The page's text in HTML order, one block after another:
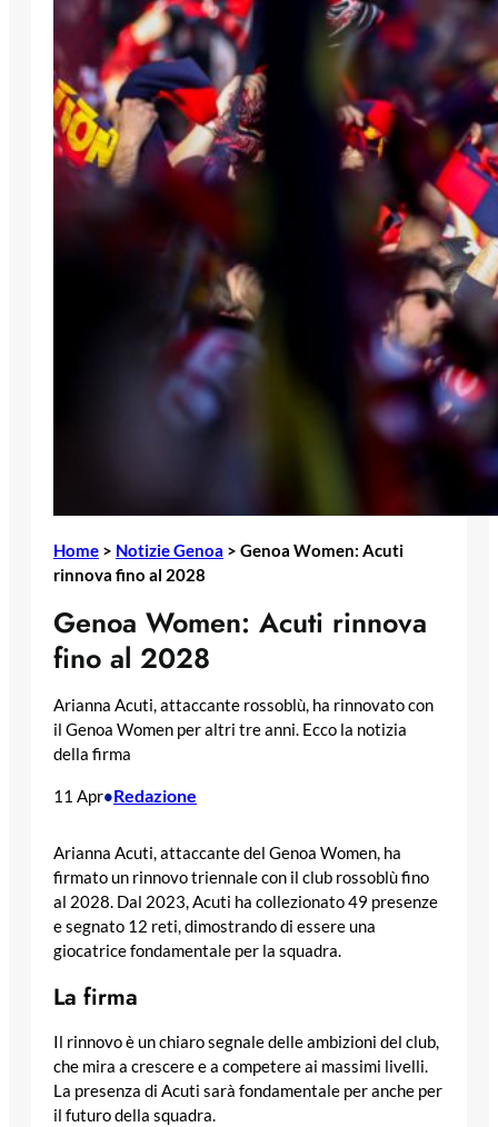
Home > Notizie Genoa > Genoa Women: Acuti
rinnova fino al 2028
Genoa Women: Acuti rinnova
fino al 2028
Arianna Acuti, attaccante rossoblù, ha rinnovato con
il Genoa Women per altri tre anni. Ecco la notizia
della firma
11 Apr•Redazione
Arianna Acuti, attaccante del Genoa Women, ha
firmato un rinnovo triennale con il club rossoblù fino
al 2028. Dal 2023, Acuti ha collezionato 49 presenze
e segnato 12 reti, dimostrando di essere una
giocatrice fondamentale per la squadra.
La firma
Il rinnovo è un chiaro segnale delle ambizioni del club,
che mira a crescere e a competere ai massimi livelli.
La presenza di Acuti sarà fondamentale per anche per
il futuro della squadra.